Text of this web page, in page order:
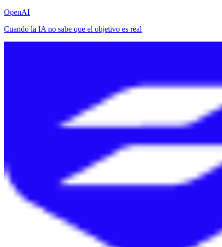
OpenAI
Cuando la IA no sabe que el objetivo es real